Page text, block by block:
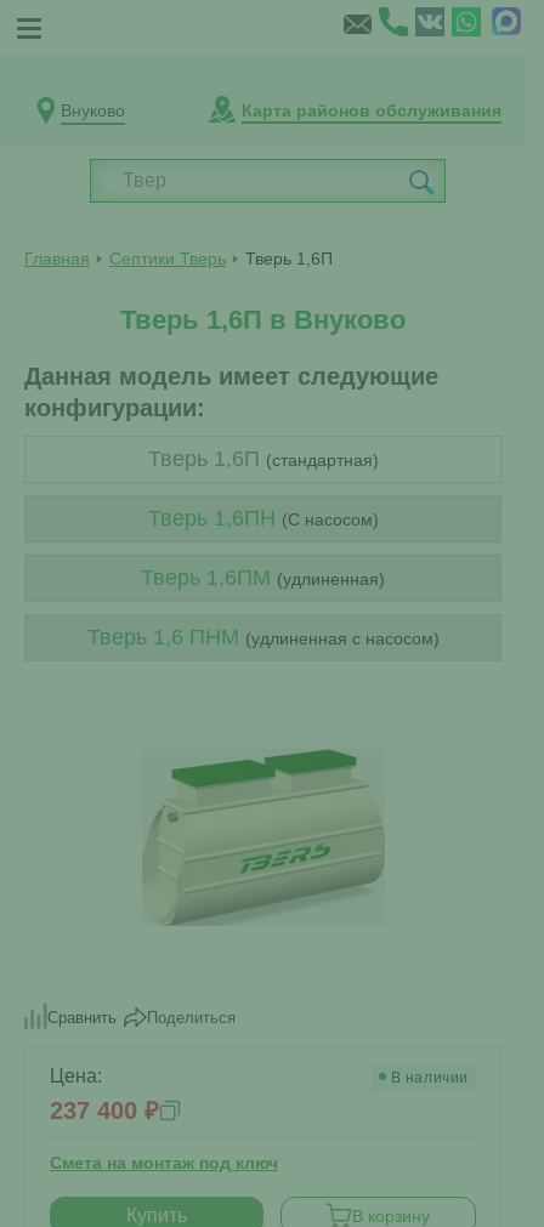
Внуково Карта районов обслуживания
Главная Септики Тверь Тверь 1,6П
Тверь 1,6П в Внуково
Данная модель имеет следующие
конфигурации:
Тверь 1,6П (стандартная)
Тверь 1,6ПН (С насосом)
Тверь 1,6ПМ (удлиненная)
Тверь 1,6 ПНМ (удлиненная с насосом)
Сравнить Поделиться
Цена: В наличии
237 400 ₽
Смета на монтаж под ключ
Купить В корзину